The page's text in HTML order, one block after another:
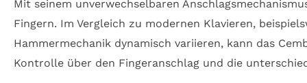
Mit seinem unverwechselbaren
Fingern. Im Vergleich zu modernen Klavieren,
Hammermechanik dynamisch variieren, kann das
Kontrolle über den Fingeranschlag und die